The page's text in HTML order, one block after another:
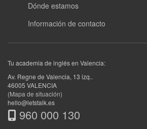
Dónde estamos
Información de contacto
Tu academia de inglés en Valencia:
Av. Regne de Valencia, 13 izq..
46005 VALENCIA
(Mapa de situación)
hello@letstalk.es
960 000 130